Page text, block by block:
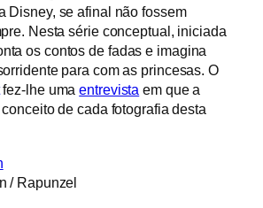
Disney, se afinal não fossem
Nesta série conceptual, iniciada
os contos de fadas e imagina
para com as princesas. O
fez-lhe umaentrevista em que a
de cada fotografia desta
/ Rapunzel